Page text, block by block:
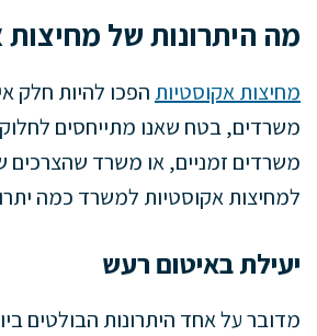
מה היתרונות של מחיצות
מחיצות אקוסטיות הפכו להיות חלק
משרדים, בטח שאנו מתייחסים
משרדים זמניים, או משרד שהצרכים
למחיצות אקוסטיות למשרד כמה
יעילת באיטום רעש
מדובר על אחד היתרונות הבולטים